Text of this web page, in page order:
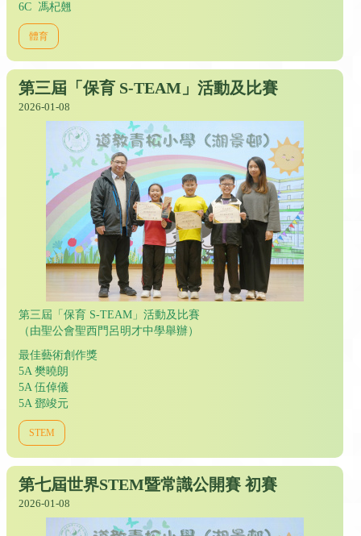
6C 馮杞翹
體育
第三屆「保育 S-TEAM」活動及比賽
2026-01-08
第三屆「保育 S-TEAM」活動及比賽
（由聖公會聖西門呂明才中學舉辦）
最佳藝術創作獎
5A 樊曉朗
5A 伍倬儀
5A 鄧竣元
STEM
第七屆世界STEM暨常識公開賽 初賽
2026-01-08